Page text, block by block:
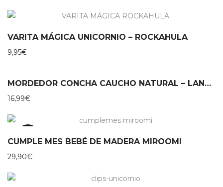
VARITA MÁGICA UNICORNIO – ROCKAHULA
9,95€
MORDEDOR CONCHA CAUCHO NATURAL – LANCO
16,99€
CUMPLE MES BEBÉ DE MADERA MIROOMI
29,90€